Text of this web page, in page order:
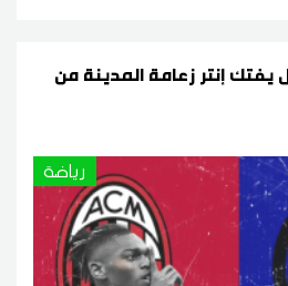
يفتك إنتر زعامة المدينة من
رياضة